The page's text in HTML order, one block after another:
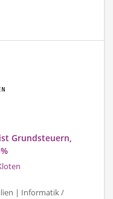
Grundsteuern,
| Informatik /